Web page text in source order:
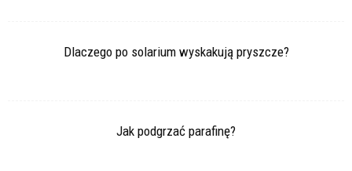
Dlaczego po solarium wyskakują pryszcze?
Jak podgrzać parafinę?